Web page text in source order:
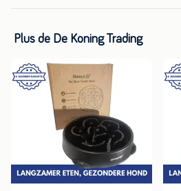
reageren snel, ook in de avond.
Plus de De Koning Trading